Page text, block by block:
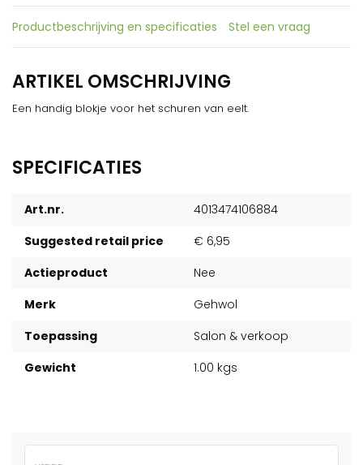
Productbeschrijving en specificaties Stel een vraag
ARTIKEL OMSCHRIJVING
Een handig blokje voor het schuren van eelt.
SPECIFICATIES
Art.nr.
4013474106884
Suggested retail price
€ 6,95
Actieproduct
Nee
Merk
Gehwol
Toepassing
Salon & verkoop
Gewicht
1.00 kgs